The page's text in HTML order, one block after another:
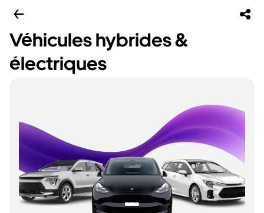
Véhicules hybrides &
électriques